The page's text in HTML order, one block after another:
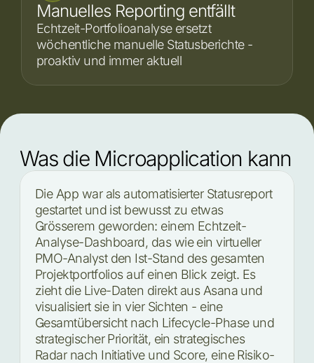
Manuelles Reporting entfällt
Echtzeit-Portfolioanalyse ersetzt
wöchentliche manuelle Statusberichte -
proaktiv und immer aktuell
Was die Microapplication kann
Die App war als automatisierter Statusreport
gestartet und ist bewusst zu etwas
Grösserem geworden: einem Echtzeit-
Analyse-Dashboard, das wie ein virtueller
PMO-Analyst den Ist-Stand des gesamten
Projektportfolios auf einen Blick zeigt. Es
zieht die Live-Daten direkt aus Asana und
visualisiert sie in vier Sichten - eine
Gesamtübersicht nach Lifecycle-Phase und
strategischer Priorität, ein strategisches
Radar nach Initiative und Score, eine Risiko-